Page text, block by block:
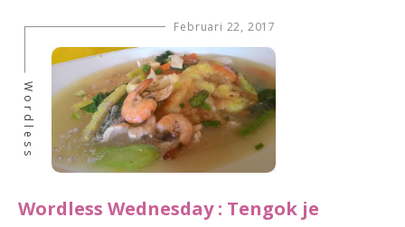
Februari 22, 2017
Wordless
Wordless Wednesday : Tengok je